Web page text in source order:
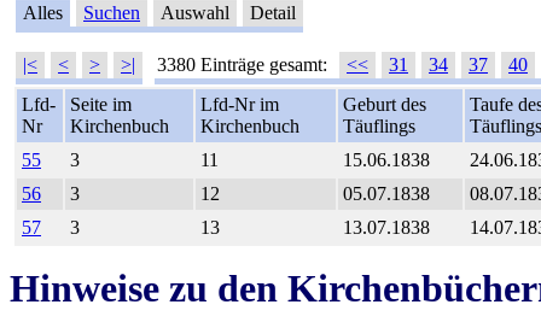
Alles Suchen Auswahl Detail
|< < > >| 3380 Einträge gesamt: << 31 34 37
40
Lfd-
Nr
Seite im
Kirchenbuch
Lfd-Nr im
Kirchenbuch
Geburt des
Täuflings
Taufe
Täuflings
55
3 11 15.06.1838
56
3 12 05.07.1838
57
3 13 13.07.1838
Hinweise zu den